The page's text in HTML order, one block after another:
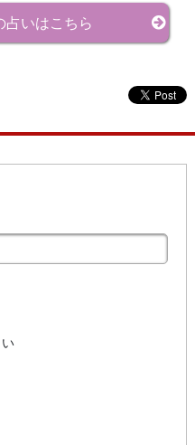
占いはこちら